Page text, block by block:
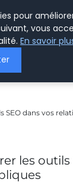
dans vos
les outils
pour
vous
En savoir